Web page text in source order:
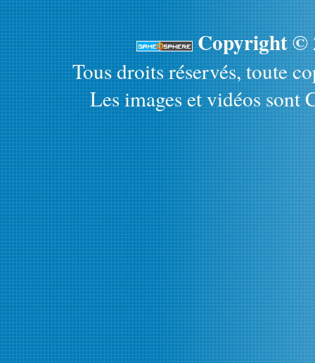
Copyright ©
Tous droits réservés, toute
Les images et vidéos